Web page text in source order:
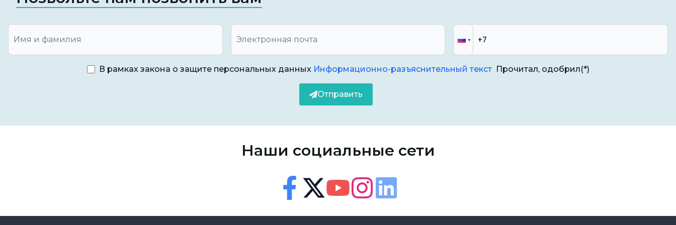
Заболевания пародонта:
Тяжелые заболевания десен могут привести к потере
поддерживающих тканей вокруг зуба. Это может повредить корень зуба и спровоцировать
Трафикинг зубов - это состояние, при котором зубы имеют узкое пространство.
Это может привести к резорбции корня, увеличивая риск столкновения с другими зубами или
Инфекции, возникающие в корне зуба, воспаления, вызванные различными
Некоторые генетические условия могут предрасполагать к
резорбции корня. В этом контексте можно рассматривать семейное наследование.
Панель доступности
В рамках закона о защите персональных данных Информационно-разъяснительный текст Прочитал, одобрил(*)
Отправить
Наши социальные сети